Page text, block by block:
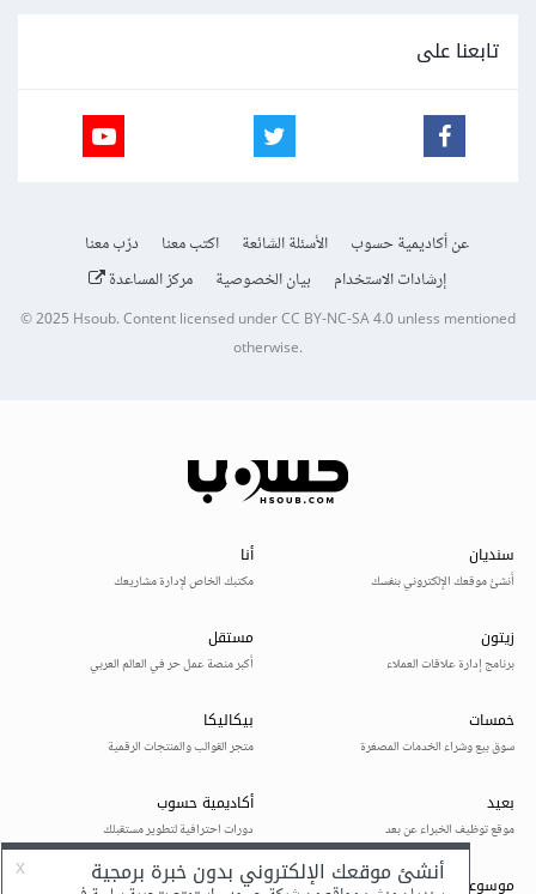
تابعنا على
عن أكاديمية حسوب الأسئلة الشائعة اكتب معنا
درّب معنا
إرشادات الاستخدام
بيان الخصوصية مركز المساعدة
© 2025Hsoub.Content licensed underCC BY-NC-SA 4.0unless mentioned
otherwise.